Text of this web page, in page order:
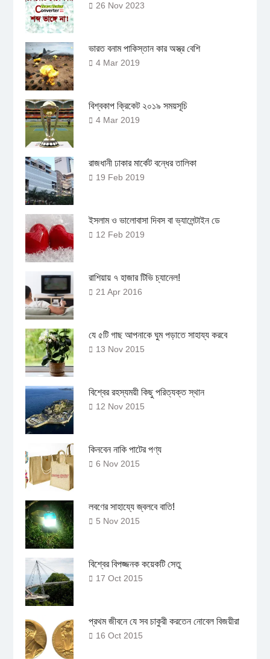
26 Nov 2023
ভারত বনাম পাকিস্তান কার অস্ত্র বেশি
4 Mar 2019
বিশ্বকাপ ক্রিকেট ২০১৯ সময়সূচি
4 Mar 2019
রাজধানী ঢাকার মার্কেট বন্ধের তালিকা
19 Feb 2019
ইসলাম ও ভালোবাসা দিবস বা ভ্যালেন্টাইন ডে
12 Feb 2019
রাশিয়ায় ৭ হাজার টিভি চ্যানেল!
21 Apr 2016
যে ৫টি গাছ আপনাকে ঘুম পড়াতে সাহায্য করবে
13 Nov 2015
বিশ্বের রহস্যময়ী কিছু পরিত্যক্ত স্থান
12 Nov 2015
কিনবেন নাকি পাটের পণ্য
6 Nov 2015
লবণের সাহায্যে জ্বলবে বাতি!
5 Nov 2015
বিশ্বের বিপজ্জনক কয়েকটি সেতু
17 Oct 2015
প্রথম জীবনে যে সব চাকুরী করতেন নোবেল বিজয়ীরা
16 Oct 2015